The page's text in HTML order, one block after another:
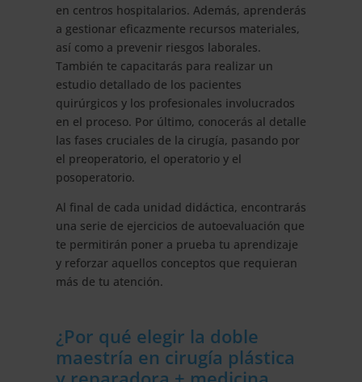
en centros hospitalarios. Además, aprenderás
a gestionar eficazmente recursos materiales,
así como a prevenir riesgos laborales.
También te capacitarás para realizar un
estudio detallado de los pacientes
quirúrgicos y los profesionales involucrados
en el proceso. Por último, conocerás al detalle
las fases cruciales de la cirugía, pasando por
el preoperatorio, el operatorio y el
posoperatorio.
Al final de cada unidad didáctica, encontrarás
una serie de ejercicios de autoevaluación que
te permitirán poner a prueba tu aprendizaje
y reforzar aquellos conceptos que requieran
más de tu atención.
¿Por qué elegir la doble
maestría en cirugía plástica